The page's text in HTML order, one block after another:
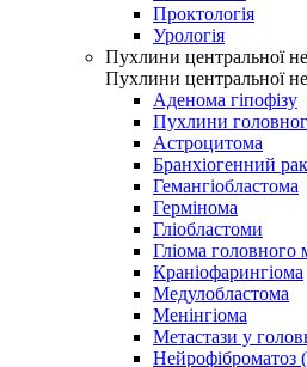
Проктологія
Урологія
Пухлини центральної
Пухлини центральної
Аденома гіпофізу
Пухлини
Астроцитома
Бранхіогенний рак
Гемангіобластома
Гермінома
Гліобластоми
Гліома головного
Краніофарингіома
Медулобластома
Менінгіома
Метастази у
Нейрофіброматоз